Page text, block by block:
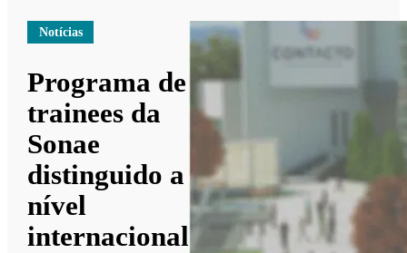
Notícias
Programa de
trainees da
Sonae
distinguido a
nível
internacional